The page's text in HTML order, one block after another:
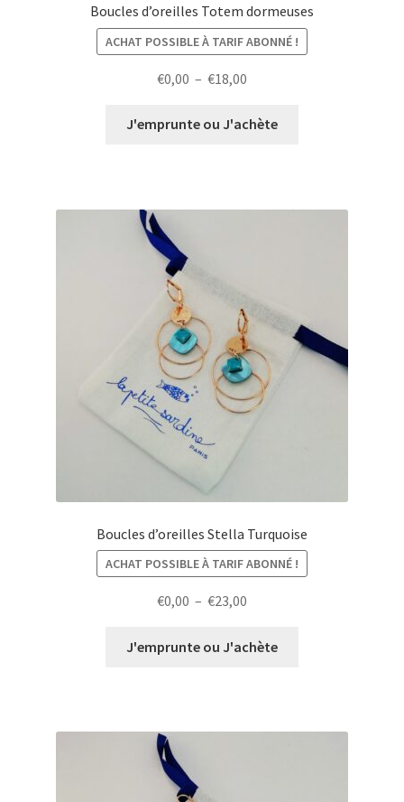
Boucles d’oreilles Totem dormeuses
ACHAT POSSIBLE À TARIF ABONNÉ !
€0,00 – €18,00
prix :
J'emprunte ou J'achète
Boucles d’oreilles Stella Turquoise
ACHAT POSSIBLE À TARIF ABONNÉ !
€0,00 – €23,00
prix :
J'emprunte ou J'achète